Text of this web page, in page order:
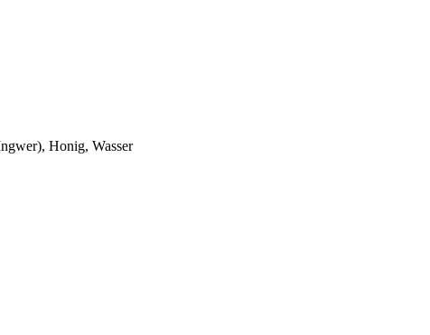
Honig, Wasser